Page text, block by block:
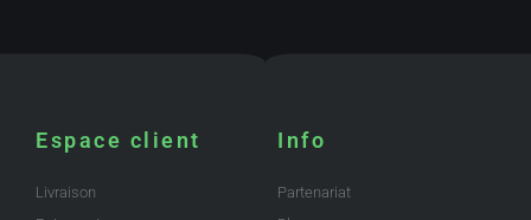
Espace client
Livraison
Info
Partenariat